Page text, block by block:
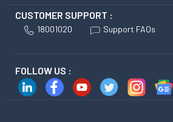
CUSTOMER SUPPORT :
18001020 Support FAQs
FOLLOW US :